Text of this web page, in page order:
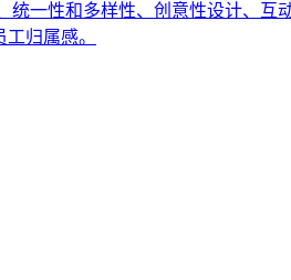
一性和多样性、创意性设计、
归属感。